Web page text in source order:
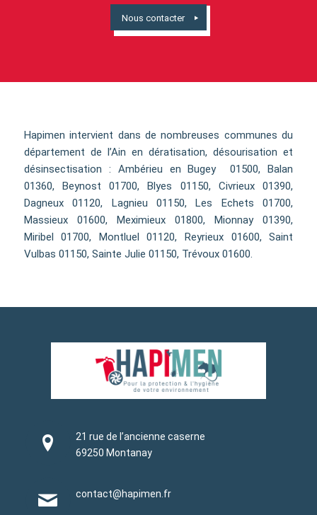
Nous contacter
Hapimen intervient dans de nombreuses communes du
département de l’Ain en dératisation, désourisation et
désinsectisation : Ambérieu en Bugey 01500, Balan
01360, Beynost 01700, Blyes 01150, Civrieux 01390,
Dagneux 01120, Lagnieu 01150, Les Echets 01700,
Massieux 01600, Meximieux 01800, Mionnay 01390,
Miribel 01700, Montluel 01120, Reyrieux 01600, Saint
Vulbas 01150, Sainte Julie 01150, Trévoux 01600.
21 rue de l’ancienne caserne
69250 Montanay
contact@hapimen.fr